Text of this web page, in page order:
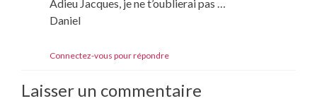
Adieu Jacques, je ne t’oublierai pas …
Daniel
Connectez-vous pour répondre
Laisser un commentaire